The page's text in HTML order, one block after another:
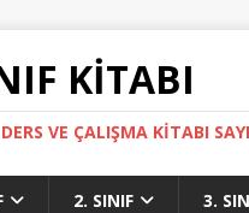
KITABI
VE ÇALIŞMA KITABI
2. SINIF 3.